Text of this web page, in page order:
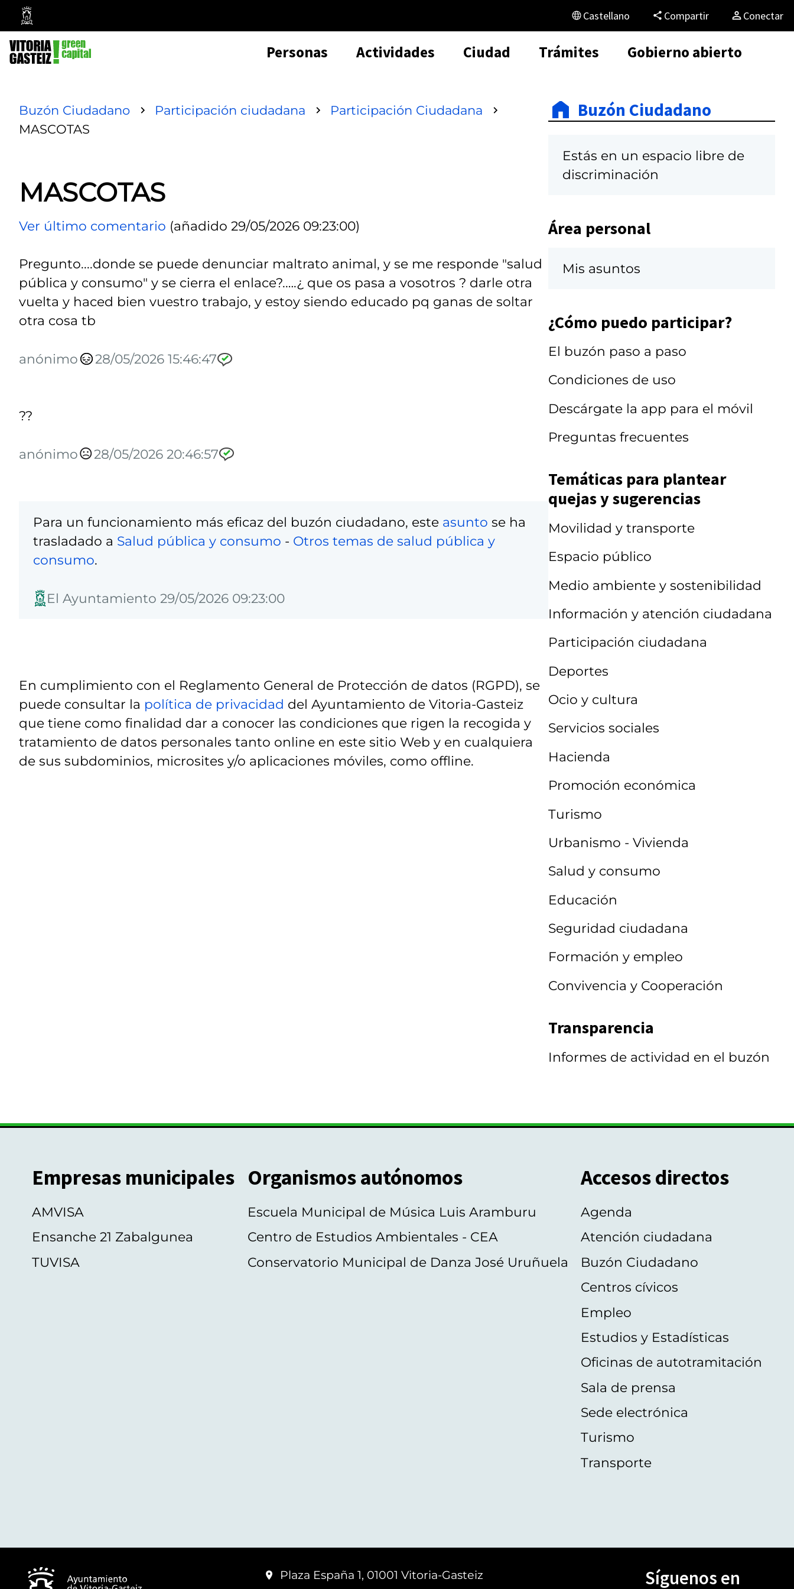
Ayuntamiento
Vitoria-
Gasteiz
Castellano Compartir Conectar
Personas Actividades Ciudad Trámites Gobierno abierto
Buzón Ciudadano Participación ciudadana
Participación Ciudadana
MASCOTAS
MASCOTAS
Ver último comentario (añadido 29/05/2026 09:23:00)
Pregunto....donde se puede denunciar maltrato animal, y se me responde "salud
pública y consumo" y se cierra el enlace?.….¿ que os pasa a vosotros ? darle otra
vuelta y haced bien vuestro trabajo, y estoy siendo educado pq ganas de soltar
otra cosa tb
anónimo 28/05/2026 15:46:47
??
anónimo 28/05/2026 20:46:57
Para un funcionamiento más eficaz del buzón ciudadano, este asunto se ha
trasladado a Salud pública y consumo - Otros temas de salud pública y
consumo.
El Ayuntamiento 29/05/2026 09:23:00
En cumplimiento con el Reglamento General de Protección de datos (RGPD), se
puede consultar la política de privacidad del Ayuntamiento de Vitoria-Gasteiz
que tiene como finalidad dar a conocer las condiciones que rigen la recogida y
tratamiento de datos personales tanto online en este sitio Web y en cualquiera
de sus subdominios, microsites y/o aplicaciones móviles, como offline.
Buzón Ciudadano
Estás en un espacio libre de
discriminación
Área personal
Mis asuntos
¿Cómo puedo participar?
El buzón paso a paso
Condiciones de uso
Descárgate la app para el móvil
Preguntas frecuentes
Temáticas para plantear
quejas y sugerencias
Movilidad y transporte
Espacio público
Medio ambiente y sostenibilidad
Información y atención ciudadana
Participación ciudadana
Deportes
Ocio y cultura
Servicios sociales
Hacienda
Promoción económica
Turismo
Urbanismo - Vivienda
Salud y consumo
Educación
Seguridad ciudadana
Formación y empleo
Convivencia y Cooperación
Transparencia
Informes de actividad en el buzón
Empresas municipales
AMVISA
Ensanche 21 Zabalgunea
TUVISA
Organismos autónomos
Escuela Municipal de Música Luis Aramburu
Centro de Estudios Ambientales - CEA
Conservatorio Municipal de Danza José Uruñuela
Accesos directos
Agenda
Atención ciudadana
Buzón Ciudadano
Centros cívicos
Empleo
Estudios y Estadísticas
Oficinas de autotramitación
Sala de prensa
Sede electrónica
Turismo
Transporte
Plaza España 1, 01001 Vitoria-Gasteiz Síguenos en